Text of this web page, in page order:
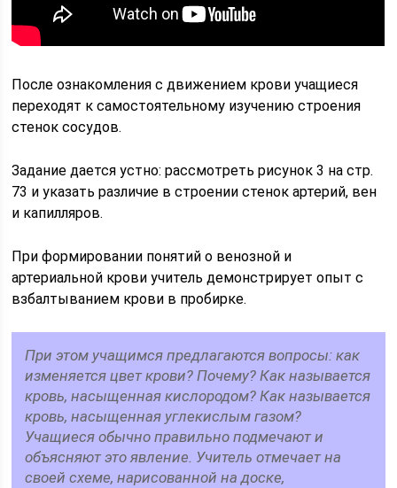
После ознакомления с движением крови учащиеся
переходят к самостоятельному изучению строения
стенок сосудов.
Задание дается устно: рассмотреть рисунок 3 на стр.
73 и указать различие в строении стенок артерий, вен
и капилляров.
При формировании понятий о венозной и
артериальной крови учитель демонстрирует опыт с
взбалтыванием крови в пробирке.
При этом учащимся предлагаются вопросы: как
изменяется цвет крови? Почему? Как называется
кровь, насыщенная кислородом? Как называется
кровь, насыщенная углекислым газом?
Учащиеся обычно правильно подмечают и
объясняют это явление. Учитель отмечает на
своей схеме, нарисованной на доске,